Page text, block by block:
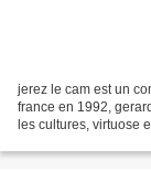
jerez le cam est un
france en 1992,
les cultures, virtuose